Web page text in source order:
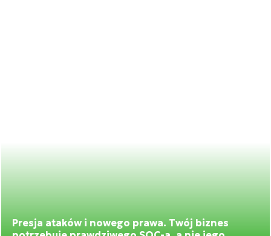
Presja ataków i nowego prawa. Twój biznes